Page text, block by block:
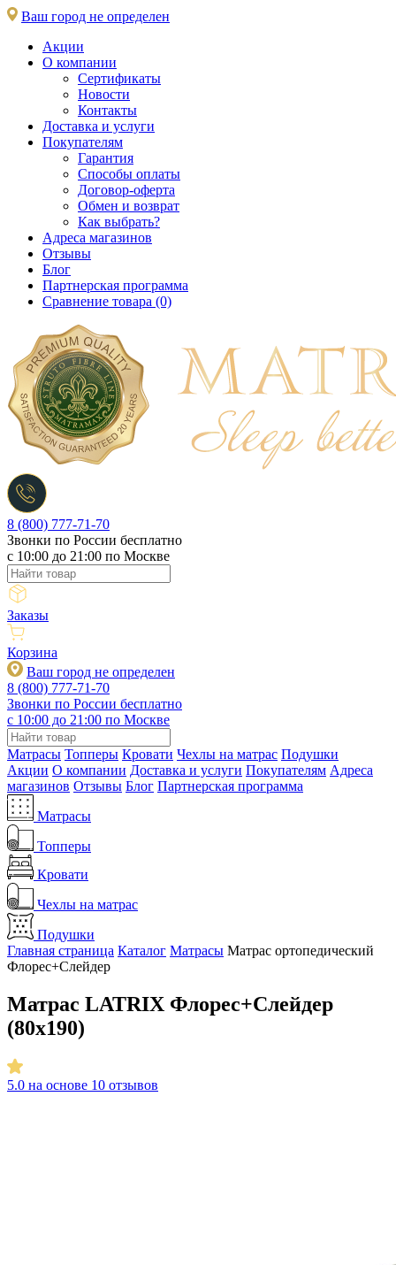
Ваш город не определен
Акции
О компании
Сертификаты
Новости
Контакты
Доставка и услуги
Покупателям
Гарантия
Способы оплаты
Договор-оферта
Обмен и возврат
Как выбрать?
Адреса магазинов
Отзывы
Блог
Партнерская программа
Сравнение товара (0)
8 (800) 777-71-70
Звонки по России бесплатно
c 10:00 до 21:00 по Москве
Заказы
Корзина
Ваш город не определен
8 (800) 777-71-70
Звонки по России бесплатно
c 10:00 до 21:00 по Москве
Матрасы Топперы Кровати Чехлы на матрас Подушки
Акции О компании Доставка и услуги Покупателям Адреса
магазинов Отзывы Блог Партнерская программа
Матрасы
Топперы
Кровати
Чехлы на матрас
Подушки
Главная страница Каталог Матрасы Матрас ортопедический
Флорес+Слейдер
Матрас LATRIX Флорес+Слейдер
(80х190)
5.0 на основе 10 отзывов